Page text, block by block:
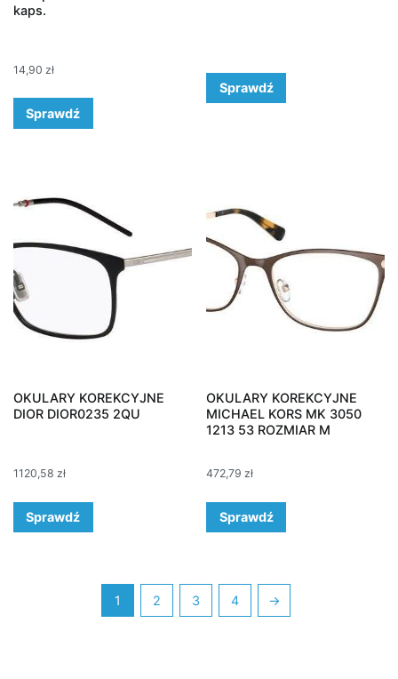
kaps.
14,90 zł
Sprawdź
Sprawdź
OKULARY KOREKCYJNE
DIOR DIOR0235 2QU
1120,58 zł
Sprawdź
OKULARY KOREKCYJNE
MICHAEL KORS MK 3050
1213 53 ROZMIAR M
472,79zł
Sprawdź
1 2 3 4 →